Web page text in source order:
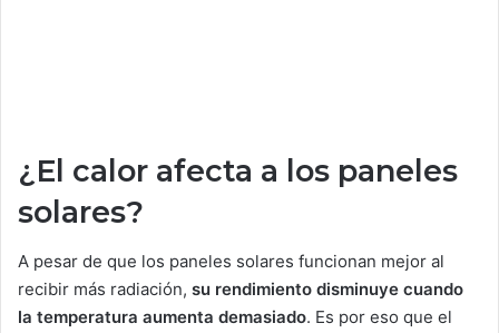
¿El calor afecta a los paneles
solares?
A pesar de que los paneles solares funcionan mejor al
recibir más radiación, su rendimiento disminuye cuando
la temperatura aumenta demasiado. Es por eso que el